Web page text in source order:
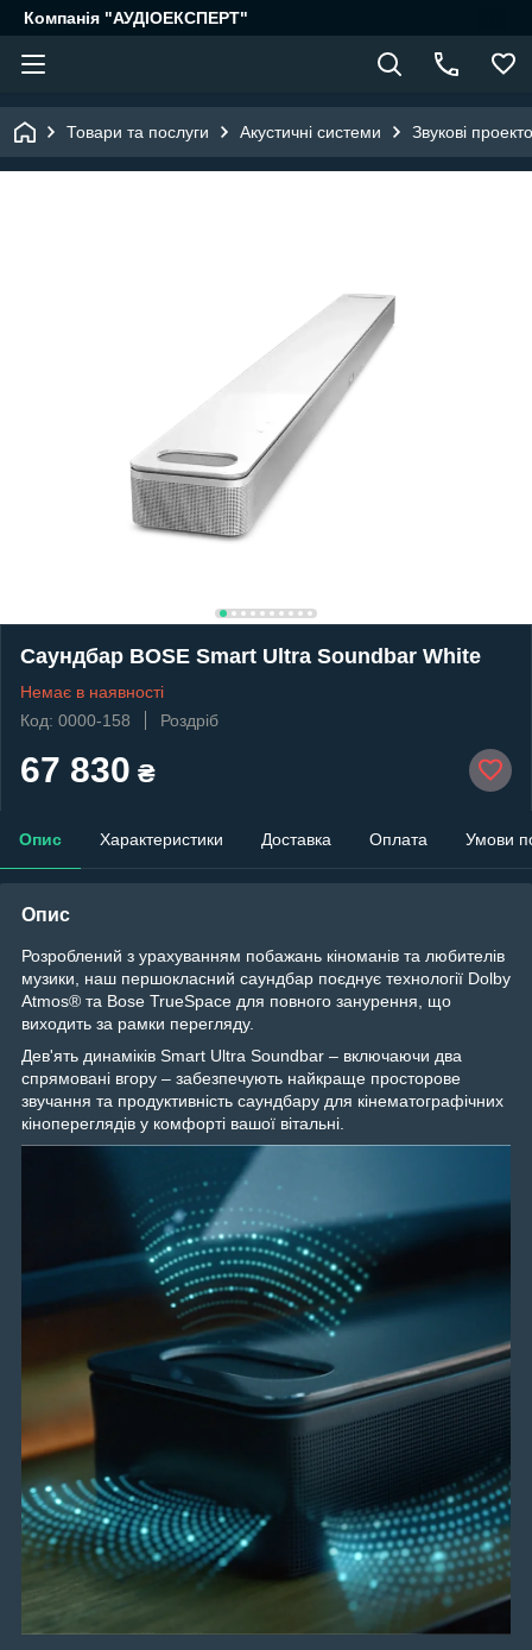
Компанія "АУДІОЕКСПЕРТ"
Товари та послуги Акустичні системи Звукові
Саундбар BOSE Smart Ultra Soundbar White
Немає в наявності
Код: 0000-158
Роздріб
67 830 ₴
Опис Характеристики Доставка Оплата Умови
Опис
Розроблений з урахуванням побажань кіноманів та любителів
музики, наш першокласний саундбар поєднує технології Dolby
Atmos® та Bose TrueSpace для повного занурення, що
виходить за рамки перегляду.
Дев'ять динаміків Smart Ultra Soundbar – включаючи два
спрямовані вгору – забезпечують найкраще просторове
звучання та продуктивність саундбару для кінематографічних
кінопереглядів у комфорті вашої вітальні.